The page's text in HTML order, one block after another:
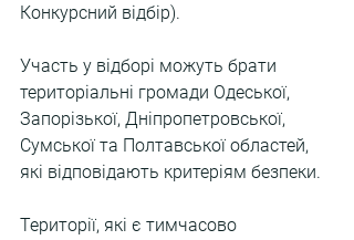
Конкурсний відбір).
Участь у відборі можуть брати
територіальні громади Одеської,
Запорізької, Дніпропетровської,
Сумської та Полтавської областей,
які відповідають критеріям безпеки.
Території, які є тимчасово